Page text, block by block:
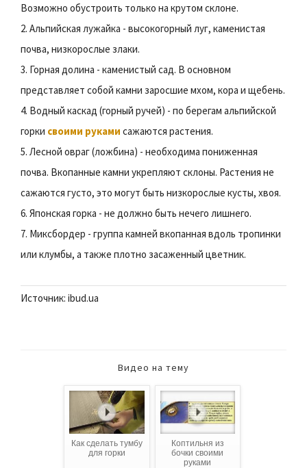
Возможно обустроить только на крутом склоне.
2. Альпийская лужайка - высокогорный луг, каменистая
почва, низкорослые злаки.
3. Горная долина - каменистый сад. В основном
представляет собой камни заросшие мхом, кора и щебень.
4. Водный каскад (горный ручей) - по берегам альпийской
горки своими руками сажаются растения.
5. Лесной овраг (ложбина) - необходима пониженная
почва. Вкопанные камни укрепляют склоны. Растения не
сажаются густо, это могут быть низкорослые кусты, хвоя.
6. Японская горка - не должно быть нечего лишнего.
7. Миксбордер - группа камней вкопанная вдоль тропинки
или клумбы, а также плотно засаженный цветник.
Источник: ibud.ua
Видео на тему
Как сделать тумбу
для горки
Коптильня из
бочки своими
руками